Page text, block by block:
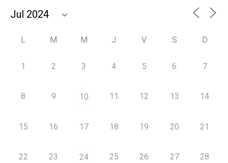
L M M J V S D
1 2 3 4 5 6 7
8 9 10 11 12 13 14
15 16 17 18 19 20 21
22 23 24 25 26 27 28